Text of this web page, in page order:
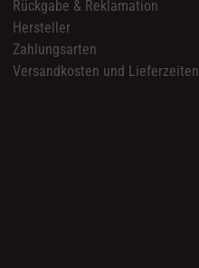
Rückgabe & Reklamation
Hersteller
Zahlungsarten
Versandkosten und Lieferzeiten